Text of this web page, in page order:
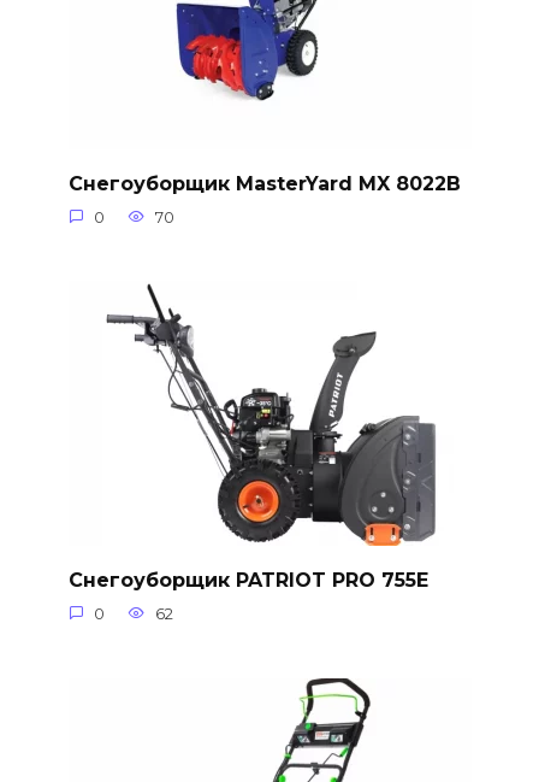
Снегоуборщик MasterYard MX 8022B
0 70
Снегоуборщик PATRIOT PRO 755E
0 62